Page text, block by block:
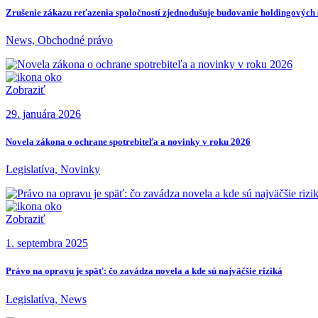
Zrušenie zákazu reťazenia spoločností zjednodušuje budovanie
News, Obchodné právo
Zobraziť
29. januára 2026
Novela zákona o ochrane spotrebiteľa a novinky v roku 2026
Legislatíva, Novinky
Zobraziť
1. septembra 2025
Právo na opravu je späť: čo zavádza novela a kde sú najväčšie riziká
Legislatíva, News